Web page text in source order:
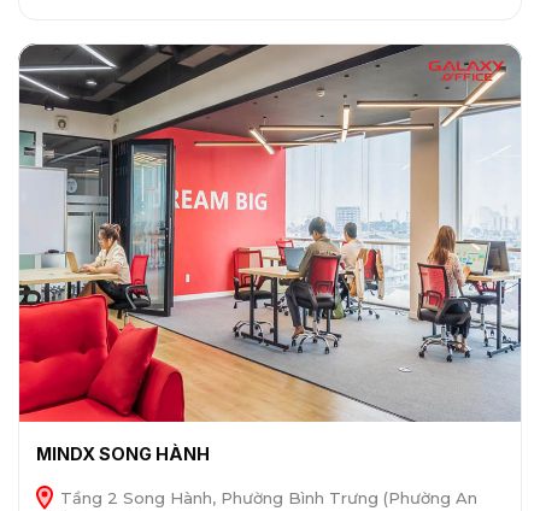
MINDX SONG HÀNH
Tầng 2 Song Hành, Phường Bình Trưng (Phường An